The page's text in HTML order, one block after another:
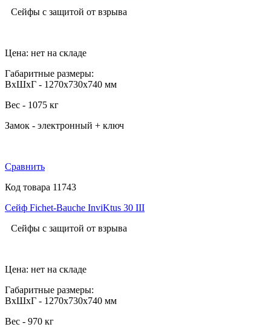
Сейфы с защитой от взрыва
Цена: нет на складе
Габаритные размеры:
ВхШхГ - 1270х730х740 мм
Вес - 1075 кг
Замок - электронный + ключ
Сравнить
Код товара 11743
Сейф Fichet-Bauche InviKtus 30 III
Сейфы с защитой от взрыва
Цена: нет на складе
Габаритные размеры:
ВхШхГ - 1270х730х740 мм
Вес - 970 кг